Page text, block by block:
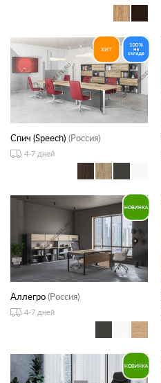
Спич (Speech) (Россия)
4-7 дней
Аллегро(Россия)
4-7 дней